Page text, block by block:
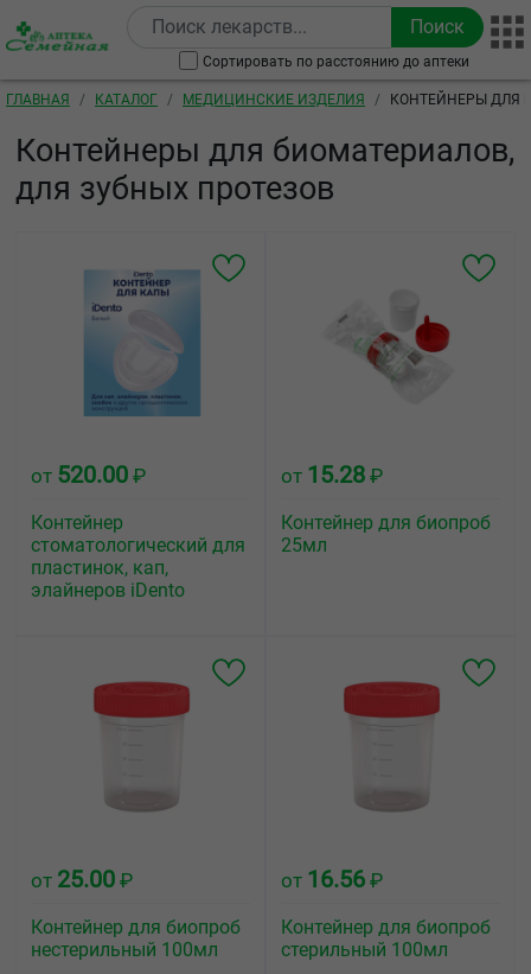
Сортировать по расстоянию до аптеки
Строка навигации
ГЛАВНАЯ КАТАЛОГ МЕДИЦИНСКИЕ ИЗДЕЛИЯ КОНТЕЙНЕРЫ ДЛЯ
Контейнеры для биоматериалов,
для зубных протезов
от 520.00 ₽
Контейнер
стоматологический для
пластинок, кап,
элайнеров iDento
от 15.28 ₽
Контейнер для биопроб
25мл
от 25.00 ₽
Контейнер для биопроб
нестерильный 100мл
от 16.56 ₽
Контейнер для биопроб
стерильный 100мл